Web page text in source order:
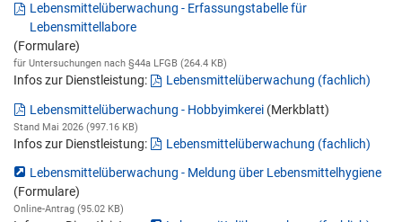
Lebensmittelüberwachung - Erfassungstabelle für
Lebensmittellabore
(Formulare)
für Untersuchungen nach §44a LFGB (264.4 KB)
Infos zur Dienstleistung: Lebensmittelüberwachung (fachlich)
Lebensmittelüberwachung - Hobbyimkerei(Merkblatt)
Stand Mai 2026 (997.16 KB)
Infos zur Dienstleistung: Lebensmittelüberwachung (fachlich)
Lebensmittelüberwachung - Meldung über Lebensmittelhygiene
(Formulare)
Online-Antrag (95.02 KB)